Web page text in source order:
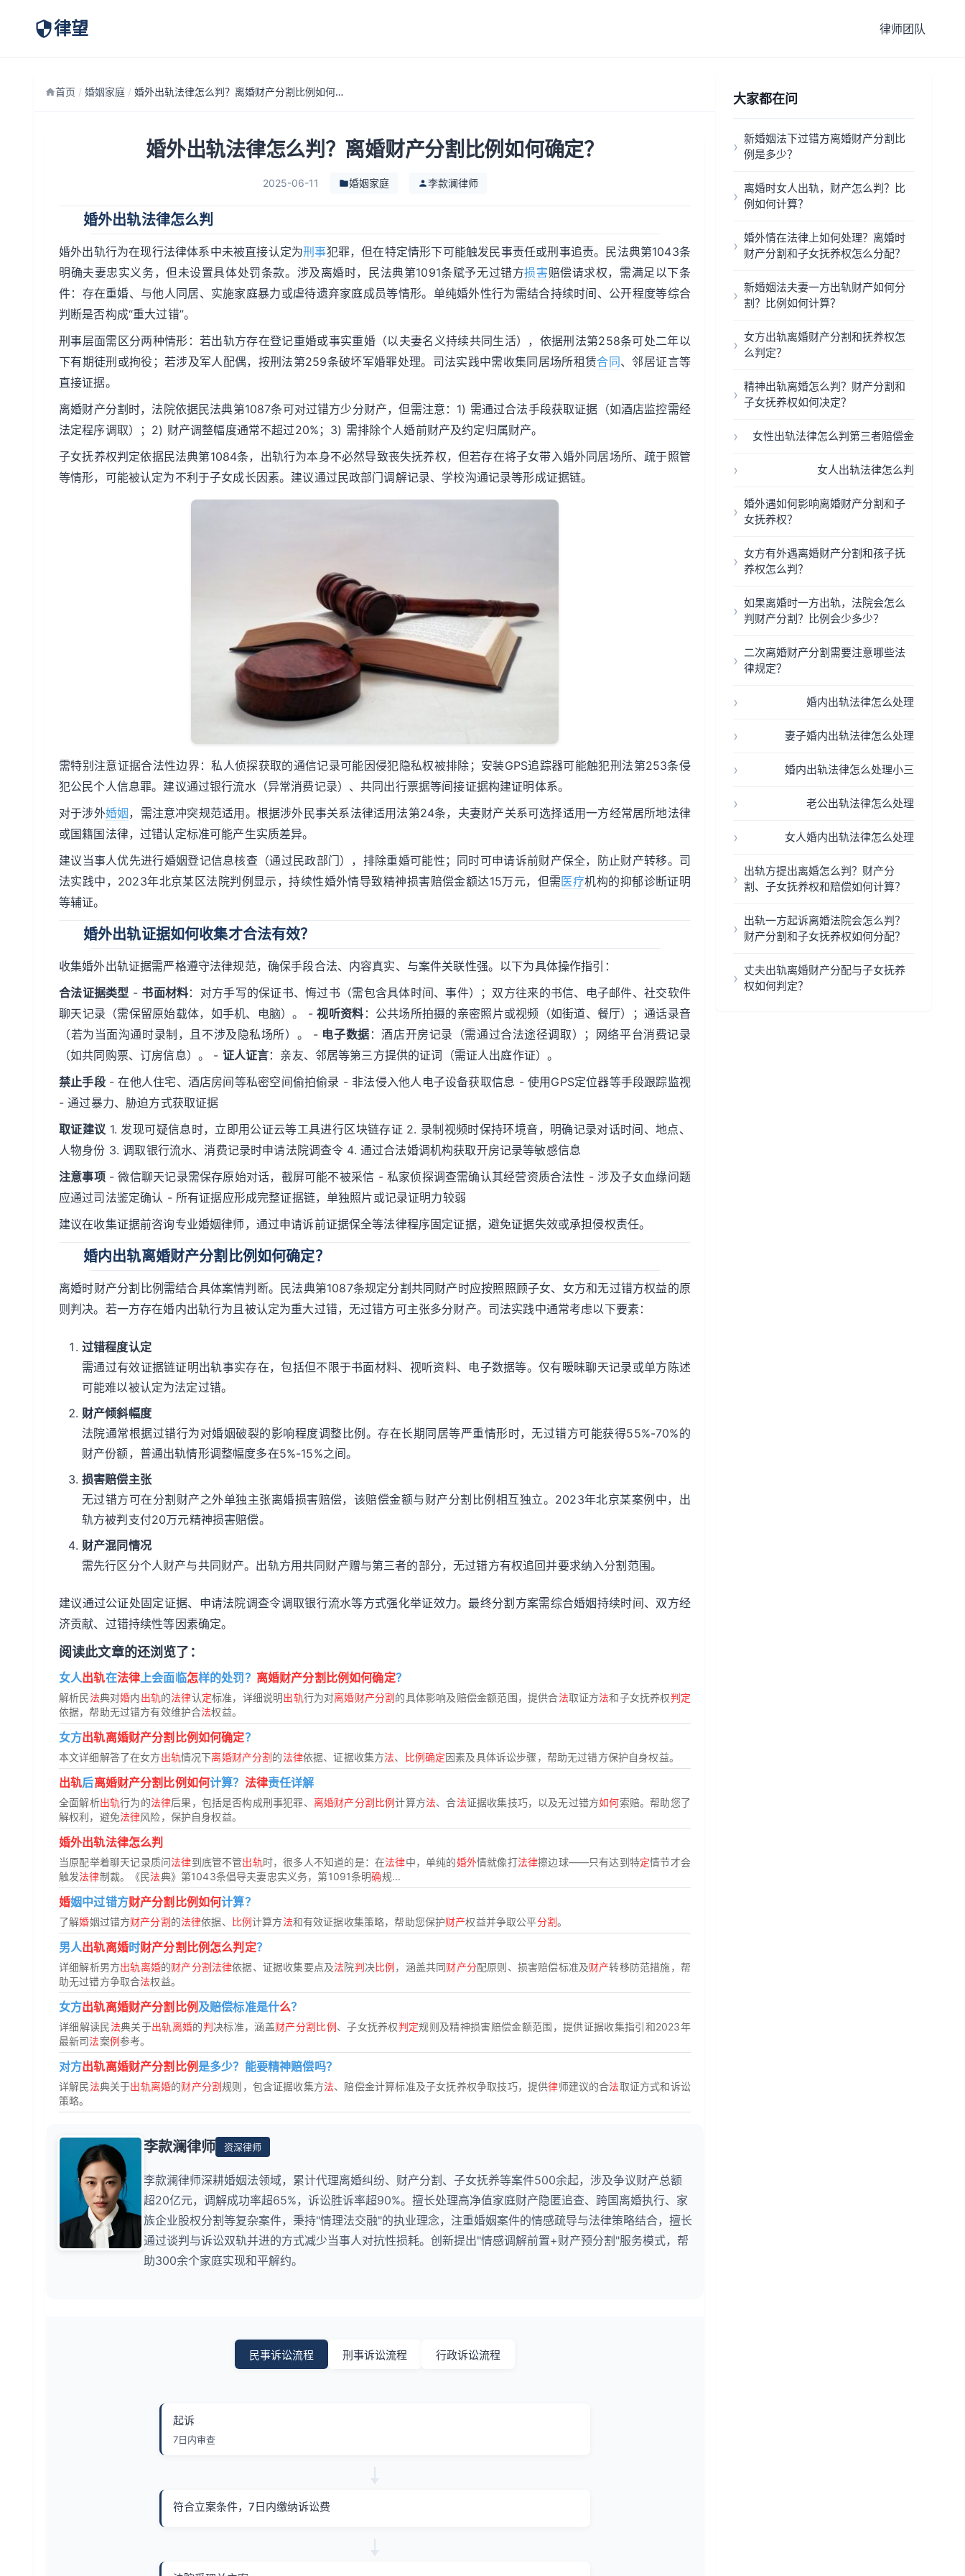
律望 律师团队
首页 / 婚姻家庭 / 婚外出轨法律怎么判？离婚财产分割比例如何确定？
婚外出轨法律怎么判？离婚财产分割比例如何确定？
2025-06-11 婚姻家庭 李款澜律师
婚外出轨法律怎么判
婚外出轨行为在现行法律体系中未被直接认定为刑事犯罪，但在特定情形下可能触发民事责任或刑事追责。民法典第1043条
明确夫妻忠实义务，但未设置具体处罚条款。涉及离婚时，民法典第1091条赋予无过错方损害赔偿请求权，需满足以下条
件：存在重婚、与他人同居、实施家庭暴力或虐待遗弃家庭成员等情形。单纯婚外性行为需结合持续时间、公开程度等综合
判断是否构成“重大过错”。
刑事层面需区分两种情形：若出轨方存在登记重婚或事实重婚（以夫妻名义持续共同生活），依据刑法第258条可处二年以
下有期徒刑或拘役；若涉及军人配偶，按刑法第259条破坏军婚罪处理。司法实践中需收集同居场所租赁合同、邻居证言等
直接证据。
离婚财产分割时，法院依据民法典第1087条可对过错方少分财产，但需注意：1) 需通过合法手段获取证据（如酒店监控需经
法定程序调取）；2) 财产调整幅度通常不超过20%；3) 需排除个人婚前财产及约定归属财产。
子女抚养权判定依据民法典第1084条，出轨行为本身不必然导致丧失抚养权，但若存在将子女带入婚外同居场所、疏于照管
等情形，可能被认定为不利于子女成长因素。建议通过民政部门调解记录、学校沟通记录等形成证据链。
需特别注意证据合法性边界：私人侦探获取的通信记录可能因侵犯隐私权被排除；安装GPS追踪器可能触犯刑法第253条侵
犯公民个人信息罪。建议通过银行流水（异常消费记录）、共同出行票据等间接证据构建证明体系。
对于涉外婚姻 ，需注意冲突规范适用。根据涉外民事关系法律适用法第24条，夫妻财产关系可选择适用一方经常居所地法律
或国籍国法律，过错认定标准可能产生实质差异。
建议当事人优先进行婚姻登记信息核查（通过民政部门），排除重婚可能性；同时可申请诉前财产保全，防止财产转移。司
法实践中，2023年北京某区法院判例显示，持续性婚外情导致精神损害赔偿金额达15万元，但需医疗机构的抑郁诊断证明
等辅证。
婚外出轨证据如何收集才合法有效？
收集婚外出轨证据需严格遵守法律规范，确保手段合法、内容真实、与案件关联性强。以下为具体操作指引：
合法证据类型 - 书面材料：对方手写的保证书、悔过书（需包含具体时间、事件）；双方往来的书信、电子邮件、社交软件
聊天记录（需保留原始载体，如手机、电脑）。 -视听资料 ：公共场所拍摄的亲密照片或视频（如街道、餐厅）；通话录音
（若为当面沟通时录制，且不涉及隐私场所）。 - 电子数据 ：酒店开房记录（需通过合法途径调取）；网络平台消费记录
（如共同购票、订房信息）。 - 证人证言：亲友、邻居等第三方提供的证词（需证人出庭作证）。
禁止手段- 在他人住宅、酒店房间等私密空间偷拍偷录 - 非法侵入他人电子设备获取信息 - 使用GPS定位器等手段跟踪监视
- 通过暴力、胁迫方式获取证据
取证建议 1. 发现可疑信息时，立即用公证云等工具进行区块链存证 2. 录制视频时保持环境音，明确记录对话时间、地点、
人物身份 3. 调取银行流水、消费记录时申请法院调查令 4. 通过合法婚调机构获取开房记录等敏感信息
注意事项- 微信聊天记录需保存原始对话，截屏可能不被采信 - 私家侦探调查需确认其经营资质合法性 - 涉及子女血缘问题
应通过司法鉴定确认 - 所有证据应形成完整证据链，单独照片或记录证明力较弱
建议在收集证据前咨询专业婚姻律师，通过申请诉前证据保全等法律程序固定证据，避免证据失效或承担侵权责任。
婚内出轨离婚财产分割比例如何确定？
离婚时财产分割比例需结合具体案情判断。民法典第1087条规定分割共同财产时应按照照顾子女、女方和无过错方权益的原
则判决。若一方存在婚内出轨行为且被认定为重大过错，无过错方可主张多分财产。司法实践中通常考虑以下要素：
过错程度认定
需通过有效证据链证明出轨事实存在，包括但不限于书面材料、视听资料、电子数据等。仅有暧昧聊天记录或单方陈述
可能难以被认定为法定过错。
财产倾斜幅度
法院通常根据过错行为对婚姻破裂的影响程度调整比例。存在长期同居等严重情形时，无过错方可能获得55%-70%的
财产份额，普通出轨情形调整幅度多在5%-15%之间。
损害赔偿主张
无过错方可在分割财产之外单独主张离婚损害赔偿，该赔偿金额与财产分割比例相互独立。2023年北京某案例中，出
轨方被判支付20万元精神损害赔偿。
财产混同情况
需先行区分个人财产与共同财产。出轨方用共同财产赠与第三者的部分，无过错方有权追回并要求纳入分割范围。
建议通过公证处固定证据、申请法院调查令调取银行流水等方式强化举证效力。最终分割方案需综合婚姻持续时间、双方经
济贡献、过错持续性等因素确定。
阅读此文章的还浏览了：
女人出轨在法律上会面临怎样的处罚？ 离婚财产分割比例如何确定？
解析民法典对婚内出轨的法律认定标准，详细说明出轨行为对离婚财产分割的具体影响及赔偿金额范围，提供合法取证方法和子女抚养权判定
依据，帮助无过错方有效维护合法权益。
女方出轨离婚财产分割比例如何确定？
本文详细解答了在女方出轨情况下离婚财产分割的法律依据、证据收集方法、 比例确定因素及具体诉讼步骤，帮助无过错方保护自身权益。
出轨后离婚财产分割比例如何计算？ 法律责任详解
全面解析出轨行为的法律后果，包括是否构成刑事犯罪、 离婚财产分割比例计算方法、合法证据收集技巧，以及无过错方如何索赔。帮助您了
解权利，避免法律风险，保护自身权益。
婚外出轨法律怎么判
当原配举着聊天记录质问法律到底管不管出轨时，很多人不知道的是：在法律中，单纯的婚外情就像打法律擦边球——只有达到特定情节才会
触发法律制裁。《民法典》第1043条倡导夫妻忠实义务，第1091条明确规...
婚姻中过错方财产分割比例如何计算？
了解婚姻过错方财产分割的法律依据、 比例计算方法和有效证据收集策略，帮助您保护财产权益并争取公平分割。
男人出轨离婚时财产分割比例怎么判定？
详细解析男方出轨离婚的财产分割法律依据、证据收集要点及法院判决比例，涵盖共同财产分配原则、损害赔偿标准及财产转移防范措施，帮
助无过错方争取合法权益。
女方出轨离婚财产分割比例及赔偿标准是什么？
详细解读民法典关于出轨离婚的判决标准，涵盖财产分割比例、子女抚养权判定规则及精神损害赔偿金额范围，提供证据收集指引和2023年
最新司法案例参考。
对方出轨离婚财产分割比例 是多少？能要精神赔偿吗？
详解民法典关于出轨离婚的财产分割规则，包含证据收集方法、赔偿金计算标准及子女抚养权争取技巧，提供律师建议的合法取证方式和诉讼
策略。
李款澜律师 资深律师
李款澜律师深耕婚姻法领域，累计代理离婚纠纷、财产分割、子女抚养等案件500余起，涉及争议财产总额
超20亿元，调解成功率超65%，诉讼胜诉率超90%。擅长处理高净值家庭财产隐匿追查、跨国离婚执行、家
族企业股权分割等复杂案件，秉持"情理法交融"的执业理念，注重婚姻案件的情感疏导与法律策略结合，擅长
通过谈判与诉讼双轨并进的方式减少当事人对抗性损耗。创新提出"情感调解前置+财产预分割"服务模式，帮
助300余个家庭实现和平解约。
民事诉讼流程 刑事诉讼流程 行政诉讼流程
起诉
7日内审查
符合立案条件，7日内缴纳诉讼费
大家都在问
新婚姻法下过错方离婚财产分割比
例是多少？
离婚时女人出轨，财产怎么判？比
例如何计算？
婚外情在法律上如何处理？离婚时
财产分割和子女抚养权怎么分配？
新婚姻法夫妻一方出轨财产如何分
割？比例如何计算？
女方出轨离婚财产分割和抚养权怎
么判定？
精神出轨离婚怎么判？财产分割和
子女抚养权如何决定？
女性出轨法律怎么判第三者赔偿金
女人出轨法律怎么判
婚外遇如何影响离婚财产分割和子
女抚养权？
女方有外遇离婚财产分割和孩子抚
养权怎么判？
如果离婚时一方出轨，法院会怎么
判财产分割？比例会少多少？
二次离婚财产分割需要注意哪些法
律规定？
婚内出轨法律怎么处理
妻子婚内出轨法律怎么处理
婚内出轨法律怎么处理小三
老公出轨法律怎么处理
女人婚内出轨法律怎么处理
出轨方提出离婚怎么判？财产分
割、子女抚养权和赔偿如何计算？
出轨一方起诉离婚法院会怎么判？
财产分割和子女抚养权如何分配？
丈夫出轨离婚财产分配与子女抚养
权如何判定？